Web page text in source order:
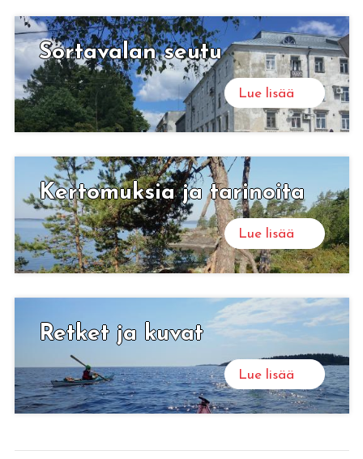
Sor­ta­va­lan seutu
Lue lisää
Ker­to­muk­sia ja ta­ri­noi­ta
Lue lisää
Ret­ket ja kuvat
Lue lisää